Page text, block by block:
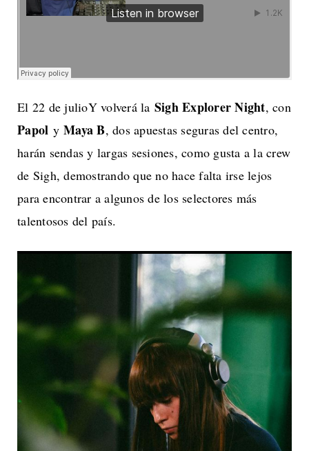
El 22 de julioY volverá la Sigh Explorer Night, con
Papol y Maya B, dos apuestas seguras del centro,
harán sendas y largas sesiones, como gusta a la crew
de Sigh, demostrando que no hace falta irse lejos
para encontrar a algunos de los selectores más
talentosos del país.